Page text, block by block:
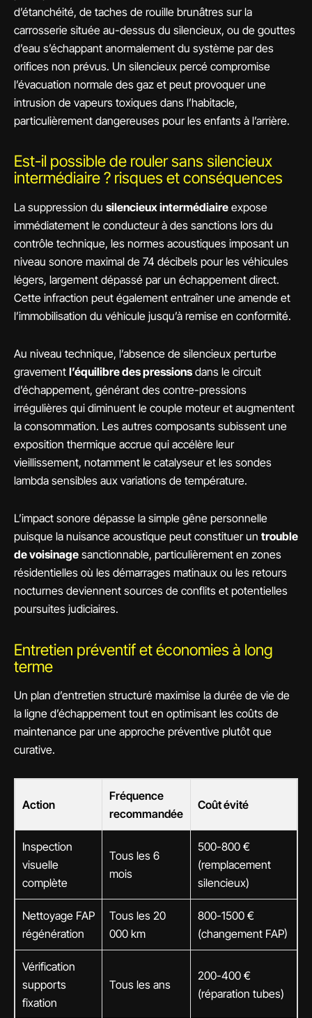
d’étanchéité, de taches de rouille brunâtres sur la
carrosserie située au-dessus du silencieux, ou de gouttes
d’eau s’échappant anormalement du système par des
orifices non prévus. Un silencieux percé compromise
l’évacuation normale des gaz et peut provoquer une
intrusion de vapeurs toxiques dans l’habitacle,
particulièrement dangereuses pour les enfants à l’arrière.
Est-il possible de rouler sans silencieux
intermédiaire ? risques et conséquences
La suppression du silencieux intermédiaire expose
immédiatement le conducteur à des sanctions lors du
contrôle technique, les normes acoustiques imposant un
niveau sonore maximal de 74 décibels pour les véhicules
légers, largement dépassé par un échappement direct.
Cette infraction peut également entraîner une amende et
l’immobilisation du véhicule jusqu’à remise en conformité.
Au niveau technique, l’absence de silencieux perturbe
gravement l’équilibre des pressionsdans le circuit
d’échappement, générant des contre-pressions
irrégulières qui diminuent le couple moteur et augmentent
la consommation. Les autres composants subissent une
exposition thermique accrue qui accélère leur
vieillissement, notamment le catalyseur et les sondes
lambda sensibles aux variations de température.
L’impact sonore dépasse la simple gêne personnelle
puisque la nuisance acoustique peut constituer un trouble
de voisinage sanctionnable, particulièrement en zones
résidentielles où les démarrages matinaux ou les retours
nocturnes deviennent sources de conflits et potentielles
poursuites judiciaires.
Entretien préventif et économies à long
terme
Un plan d’entretien structuré maximise la durée de vie de
la ligne d’échappement tout en optimisant les coûts de
maintenance par une approche préventive plutôt que
curative.
Action
Fréquence
recommandée
Coût évité
Inspection
visuelle
complète
Tous les 6
mois
500-800 €
(remplacement
silencieux)
Nettoyage FAP
régénération
Tous les 20
000 km
800-1500 €
(changement FAP)
Vérification
supports
fixation
Tous les ans
200-400 €
(réparation tubes)